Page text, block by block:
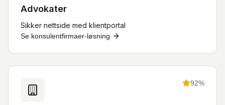
Advokater
Sikker nettside med klientportal
Se konsulentfirmaer-løsning
92%